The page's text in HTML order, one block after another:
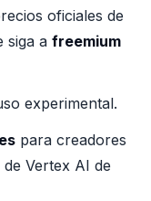
oficiales de
siga a freemium
experimental.
para creadores
Vertex AI de